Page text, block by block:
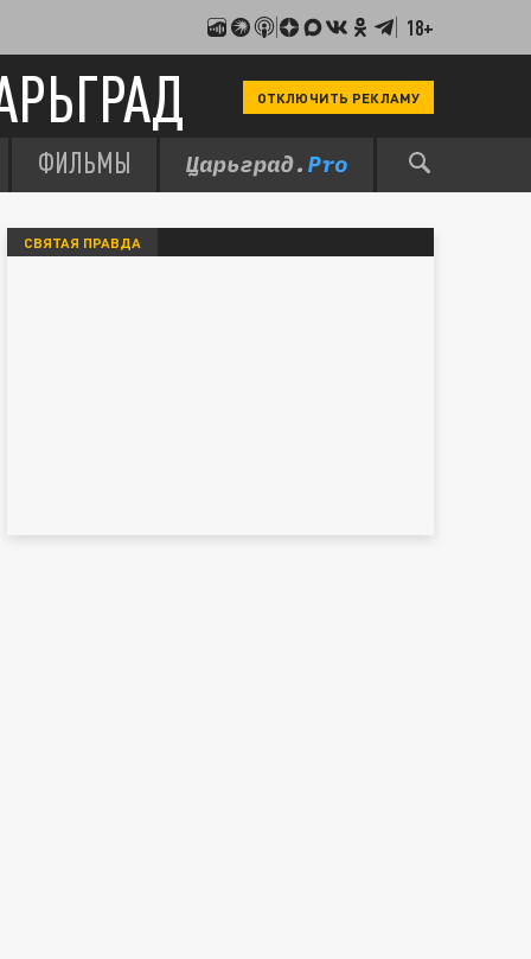
18+
ОТКЛЮЧИТЬ РЕКЛАМУ
ФИЛЬМЫ
СВЯТАЯ ПРАВДА